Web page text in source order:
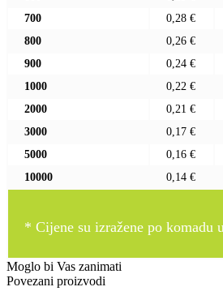
700
0,28 €
800
0,26 €
900
0,24 €
1000
0,22 €
2000
0,21 €
3000
0,17 €
5000
0,16 €
10000
0,14 €
* Cijene su izražene po komadu
Moglo bi Vas zanimati
Povezani proizvodi